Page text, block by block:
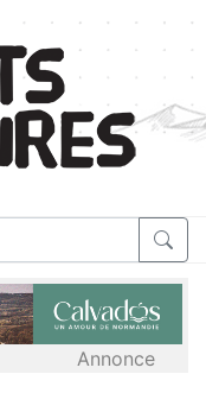
Annonce